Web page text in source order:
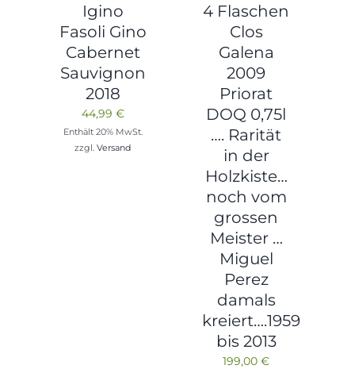
Igino
Fasoli Gino
Cabernet
Sauvignon
2018
44,99 €
Enthält 20% MwSt.
zzgl.Versand
4 Flaschen
Clos
Galena
2009
Priorat
DOQ 0,75l
…. Rarität
in der
Holzkiste…
noch vom
grossen
Meister …
Miguel
Perez
damals
kreiert….1959
bis 2013
199,00€